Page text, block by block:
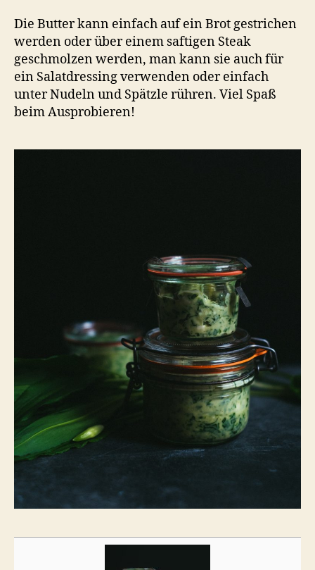
Die Butter kann einfach auf ein Brot gestrichen
werden oder über einem saftigen Steak
geschmolzen werden, man kann sie auch für
ein Salatdressing verwenden oder einfach
unter Nudeln und Spätzle rühren. Viel Spaß
beim Ausprobieren!